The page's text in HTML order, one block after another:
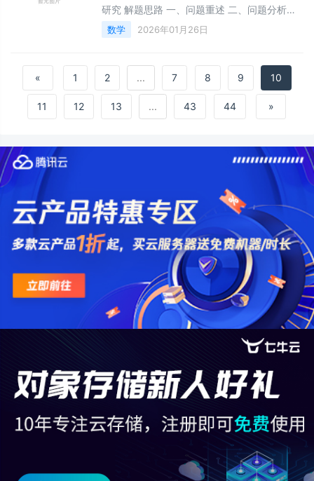
研究 解题思路 一、问题重述 二、问题分析
三、模型假设与符号说明 四、数据预处理 五、
奖牌榜预测 5.1 基于LSTM长短期记忆循环神
六、首枚奖牌预测 6.1 BP神经网络的建立 6.2
模型预测结果 七、各国奖牌数量与赛事关系模
型的建立与求解 7.1 模型的建立 7.2 赛
数学 2026年01月26日
« 1 2 ... 7 8 9 10
11 12 13 ... 43 44 »